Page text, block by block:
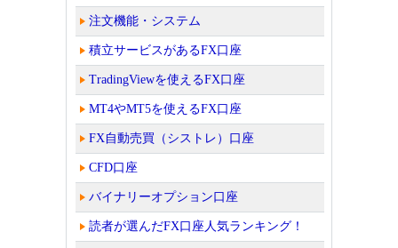
注文機能・システム
積立サービスがあるFX口座
TradingViewを使えるFX口座
MT4やMT5を使えるFX口座
FX自動売買（シストレ）口座
CFD口座
バイナリーオプション口座
読者が選んだFX口座人気ランキング！